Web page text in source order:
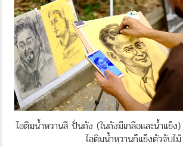
ไอติมน้ำหวานสี ปั่นถัง (ในถังมีเกลือและน้ำแข็
ไอติมน้ำหวานก็แข็งตัวจับไม้